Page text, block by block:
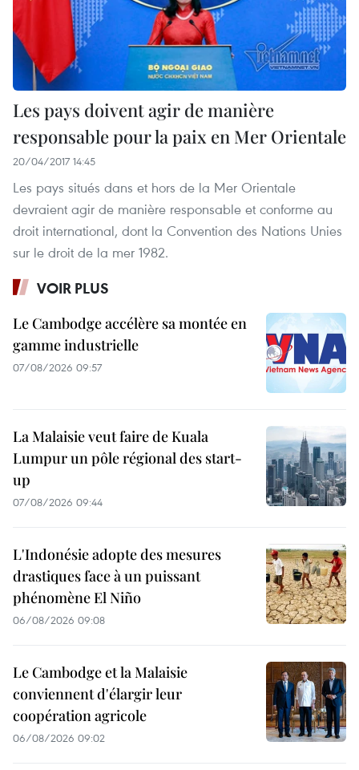
Les pays doivent agir de manière
responsable pour la paix en Mer Orientale
20/04/2017 14:45
Les pays situés dans et hors de la Mer Orientale
devraient agir de manière responsable et conforme au
droit international, dont la Convention des Nations Unies
sur le droit de la mer 1982.
VOIR PLUS
Le Cambodge accélère sa montée en
gamme industrielle
07/08/2026 09:57
La Malaisie veut faire de Kuala
Lumpur un pôle régional des start-
up
07/08/2026 09:44
L'Indonésie adopte des mesures
drastiques face à un puissant
phénomène El Niño
06/08/2026 09:08
Le Cambodge et la Malaisie
conviennent d'élargir leur
coopération agricole
06/08/2026 09:02